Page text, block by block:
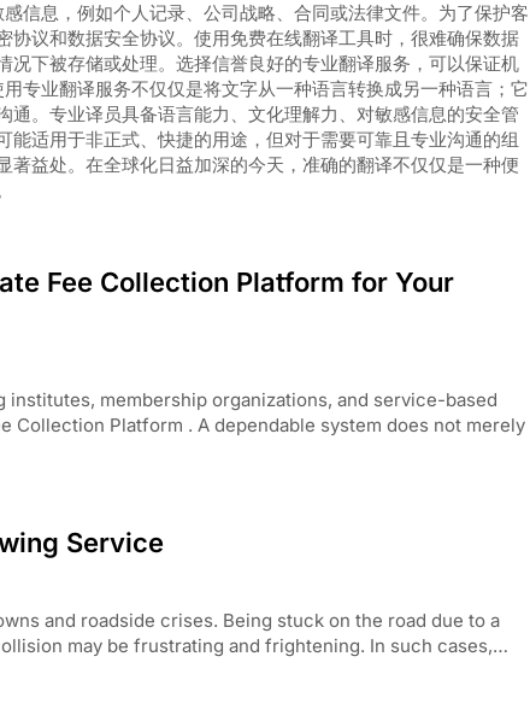
信息，例如个人记录、公司战略、合同或法律文件。为了保护客
协议和数据安全协议。使用免费在线翻译工具时，很难确保数据
况下被存储或处理。选择信誉良好的专业翻译服务，可以保证机
专业翻译服务不仅仅是将文字从一种语言转换成另一种语言；它
通。专业译员具备语言能力、文化理解力、对敏感信息的安全管
适用于非正式、快捷的用途，但对于需要可靠且专业沟通的组
著益处。在全球化日益加深的今天，准确的翻译不仅仅是一种便
Fee Collection Platform for Your
membership organizations, and service-based
Collection Platform . A dependable system does not merely
Service
and roadside crises. Being stuck on the road due to a
may be frustrating and frightening. In such cases,…